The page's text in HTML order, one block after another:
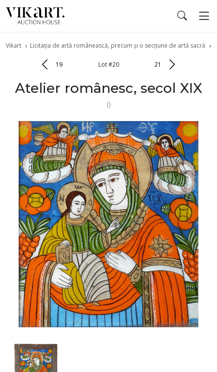
Vikart Licitația de artă românească, precum și o secțiune de artă sacră
19 Lot #20 21
Atelier românesc, secol XIX
()